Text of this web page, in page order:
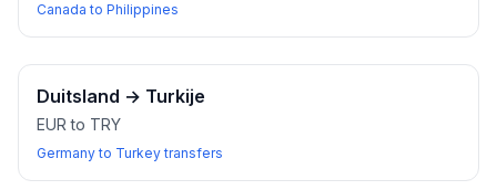
Canada to Philippines
Duitsland → Turkije
EUR to TRY
Germany to Turkey transfers